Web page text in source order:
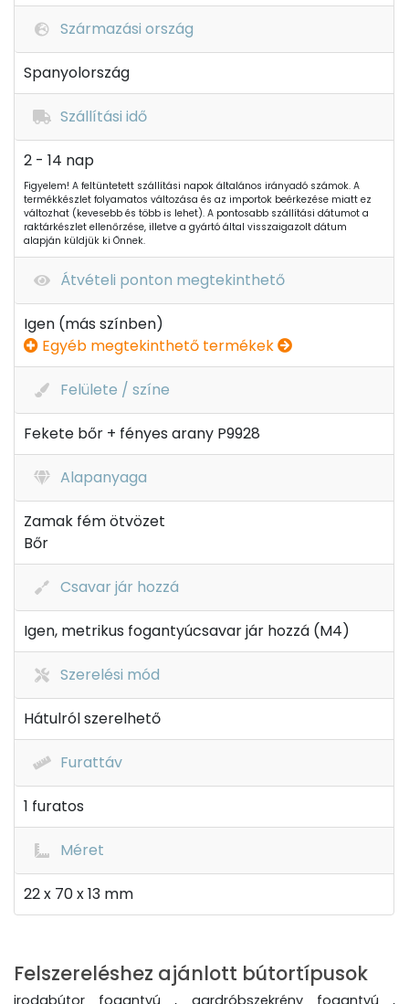
Származási ország
Spanyolország
Szállítási idő
2 - 14 nap
Figyelem! A feltüntetett szállítási napok általános irányadó számok. A
termékkészlet folyamatos változása és az importok beérkezése miatt ez
változhat (kevesebb és több is lehet). A pontosabb szállítási dátumot a
raktárkészlet ellenőrzése, illetve a gyártó által visszaigazolt dátum
alapján küldjük ki Önnek.
Átvételi ponton megtekinthető
Igen (más színben)
Egyéb megtekinthető termékek
Felülete / színe
Fekete bőr + fényes arany P9928
Alapanyaga
Zamak fém ötvözet
Bőr
Csavar jár hozzá
Igen, metrikus fogantyúcsavar jár hozzá (M4)
Szerelési mód
Hátulról szerelhető
Furattáv
1 furatos
Méret
22 x 70 x 13 mm
Felszereléshez ajánlott bútortípusok
irodabútor fogantyú , gardróbszekrény fogantyú ,